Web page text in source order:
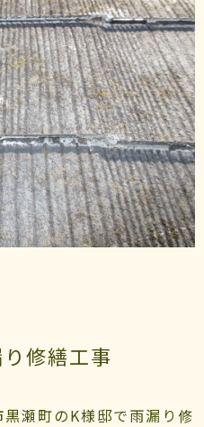
修繕工事
瀬町のK様邸で雨漏り修